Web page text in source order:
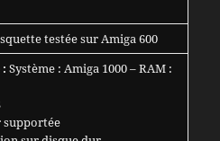
testée sur Amiga 600
Système : Amiga 1000 – RAM :